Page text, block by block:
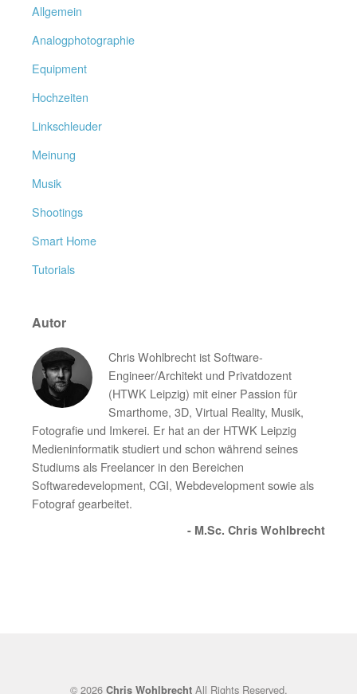
Allgemein
Analogphotographie
Equipment
Hochzeiten
Linkschleuder
Meinung
Musik
Shootings
Smart Home
Tutorials
Autor
Chris Wohlbrecht ist Software-
Engineer/Architekt und Privatdozent
(HTWK Leipzig) mit einer Passion für
Smarthome, 3D, Virtual Reality, Musik,
Fotografie und Imkerei. Er hat an der HTWK Leipzig
Medieninformatik studiert und schon während seines
Studiums als Freelancer in den Bereichen
Softwaredevelopment, CGI, Webdevelopment sowie als
Fotograf gearbeitet.
- M.Sc. Chris Wohlbrecht
© 2026 Chris WohlbrechtAll Rights Reserved.